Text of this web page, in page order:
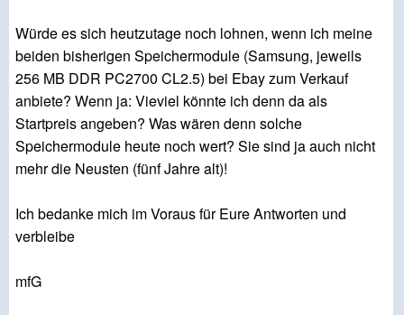
Würde es sich heutzutage noch lohnen, wenn ich meine
beiden bisherigen Speichermodule (Samsung, jeweils
256 MB DDR PC2700 CL2.5) bei Ebay zum Verkauf
anbiete? Wenn ja: Vieviel könnte ich denn da als
Startpreis angeben? Was wären denn solche
Speichermodule heute noch wert? Sie sind ja auch nicht
mehr die Neusten (fünf Jahre alt)!
Ich bedanke mich im Voraus für Eure Antworten und
verbleibe
mfG